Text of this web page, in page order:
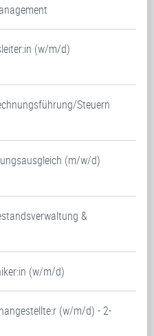
(w/m/d)
Steuern
(m/w/d)
&
(w/m/d)
(w/m/d) - 2-